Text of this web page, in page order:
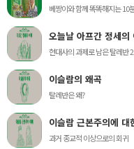
베짱이와 함께 똑똑해지는 10
오늘날 아프간 정세의
현대사의 과제로 남은 탈레반
이슬람의 왜곡
탈레반은 왜?
이슬람 근본주의에 대
과거 종교적 이상으로의 회귀